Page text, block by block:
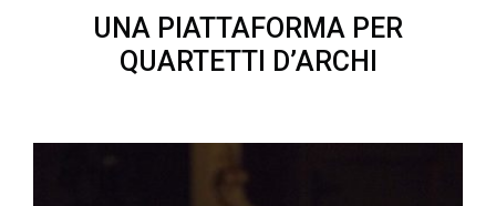
UNA PIATTAFORMA PER
QUARTETTI D’ARCHI